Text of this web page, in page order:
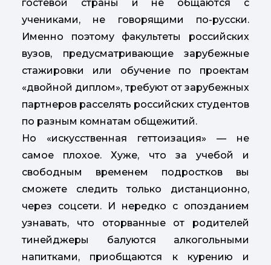
гостевой страны и не общаются с
учениками, не говорящими по-русски.
Именно поэтому факультеты российских
вузов, предусматривающие зарубежные
стажировки или обучение по проектам
«двойной диплом», требуют от зарубежных
партнеров расселять российских студентов
по разным комнатам общежитий.
Но «искусственная геттоизация» — не
самое плохое. Хуже, что за учебой и
свободным временем подростков вы
сможете следить только дистанционно,
через соцсети. И нередко с опозданием
узнавать, что оторванные от родителей
тинейджеры балуются алкогольными
напитками, приобщаются к курению и